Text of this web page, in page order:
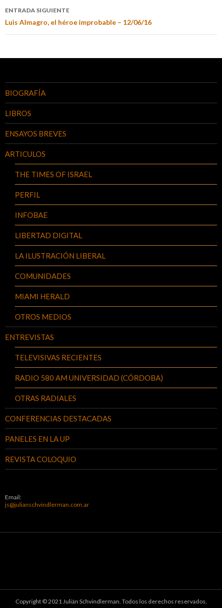
ENTRADA SIGUIENTE
Luis Almagro, el héroe improbable – 12/06/16
BIOGRAFÍA
LIBROS
ENSAYOS BREVES
ARTICULOS
THE TIMES OF ISRAEL
PERFIL
INFOBAE
LIBERTAD DIGITAL
LA ILUSTRACIÓN LIBERAL
COMUNIDADES
MIAMI HERALD
OTROS MEDIOS
ENTREVISTAS
TELEVISIVAS RECIENTES
RADIO 580 AM UNIVERSIDAD (CÓRDOBA)
OTRAS RADIALES
CONFERENCIAS DESTACADAS
PANELES EN LA UP
REVISTA COLOQUIO
Email:
js@julianschvindlerman.com.ar
Copyright © 2021 Julián Schvindlerman. Todos los derechos reservados.